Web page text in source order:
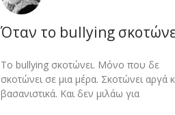
Όταν το bullying
Το bullying σκοτώνει. Μόνο που δε
σκοτώνει σε μια μέρα. Σκοτώνει αργά
βασανιστικά. Και δεν μιλάω για